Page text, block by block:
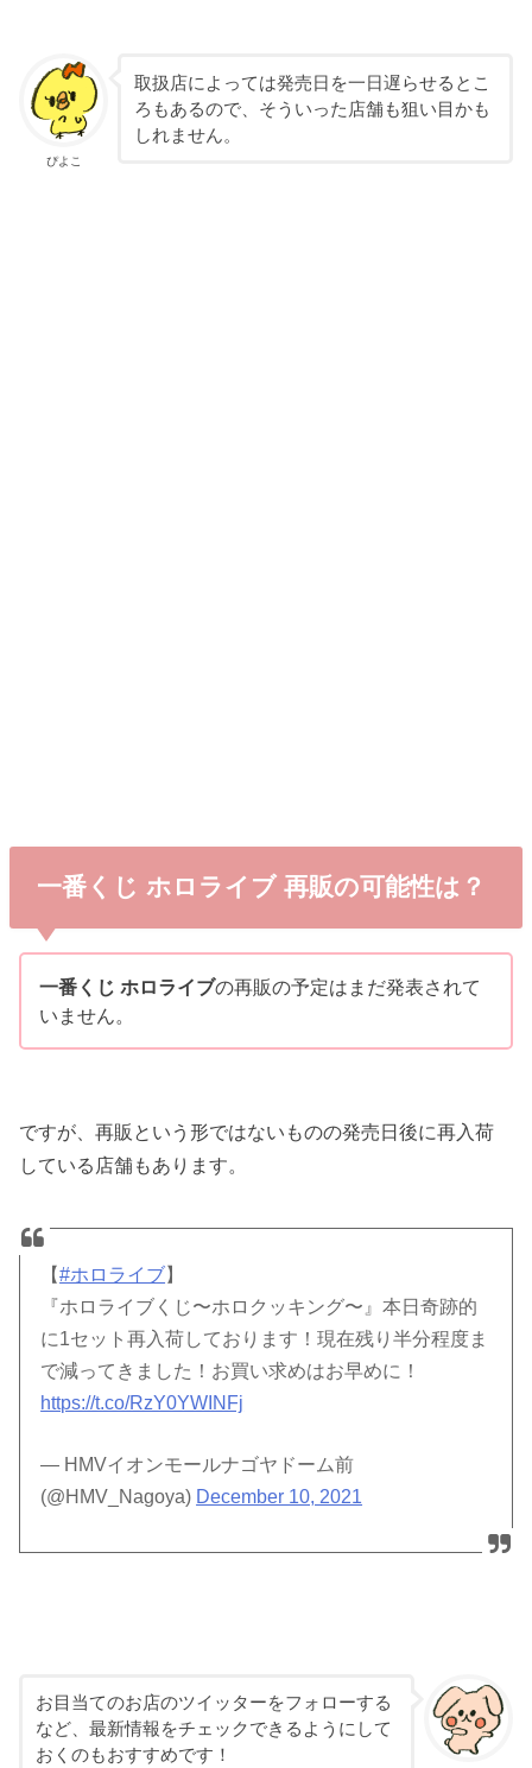
ぴよこ
取扱店によっては発売日を一日遅らせるとこ
ろもあるので、そういった店舗も狙い目かも
しれません。
一番くじ ホロライブ 再販の可能性は？
一番くじ ホロライブの再販の予定はまだ発表されて
いません。
ですが、再販という形ではないものの発売日後に再入荷
している店舗もあります。
【#ホロライブ】
『ホロライブくじ〜ホロクッキング〜』本日奇跡的
に1セット再入荷しております！現在残り半分程度ま
で減ってきました！お買い求めはお早めに！
https://t.co/RzY0YWINFj
— HMVイオンモールナゴヤドーム前
(@HMV_Nagoya) December 10, 2021
お目当てのお店のツイッターをフォローする
など、最新情報をチェックできるようにして
おくのもおすすめです！